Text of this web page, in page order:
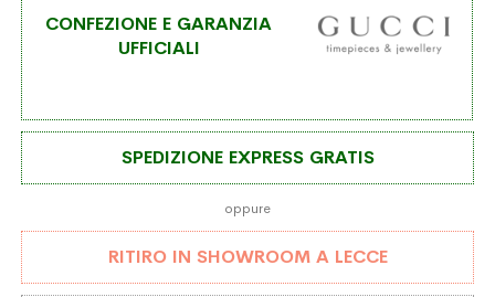
CONFEZIONE E GARANZIA
UFFICIALI
SPEDIZIONE EXPRESS GRATIS
oppure
RITIRO IN SHOWROOM A LECCE